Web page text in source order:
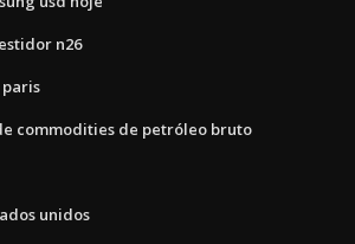
n26
paris
commodities de petróleo bruto
unidos